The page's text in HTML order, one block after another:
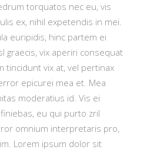
torquatos nec eu, vis
ex, nihil expetendis in mei.
euripidis, hinc partem ei
graecis, vix aperiri consequat
tincidunt vix at, vel pertinax
epicurei mea et. Mea
moderatius id. Vis ei
eu qui purto zril
omnium interpretaris pro,
Lorem ipsum dolor sit